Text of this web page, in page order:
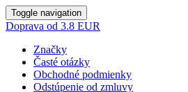
Toggle navigation
Doprava od 3.8 EUR
Značky
Časté otázky
Obchodné podmienky
Odstúpenie od zmluvy